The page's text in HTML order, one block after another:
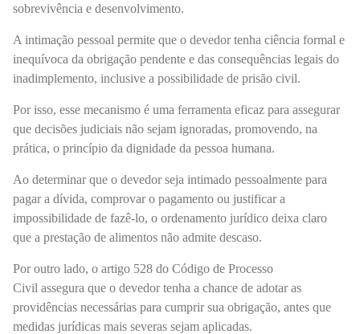
sobrevivência e desenvolvimento.
A intimação pessoal permite que o devedor tenha ciência formal e
inequívoca da obrigação pendente e das consequências legais do
inadimplemento, inclusive a possibilidade de prisão civil.
Por isso, esse mecanismo é uma ferramenta eficaz para assegurar
que decisões judiciais não sejam ignoradas, promovendo, na
prática, o princípio da dignidade da pessoa humana.
Ao determinar que o devedor seja intimado pessoalmente para
pagar a dívida, comprovar o pagamento ou justificar a
impossibilidade de fazê-lo, o ordenamento jurídico deixa claro
que a prestação de alimentos não admite descaso.
Por outro lado, o artigo 528 do Código de Processo
Civil assegura que o devedor tenha a chance de adotar as
providências necessárias para cumprir sua obrigação, antes que
medidas jurídicas mais severas sejam aplicadas.